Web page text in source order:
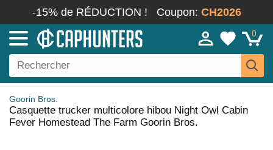
-15% de RÉDUCTION ! Coupon: CH2026
0
Goorin Bros.
Casquette trucker multicolore hibou Night Owl Cabin
Fever Homestead The Farm Goorin Bros.